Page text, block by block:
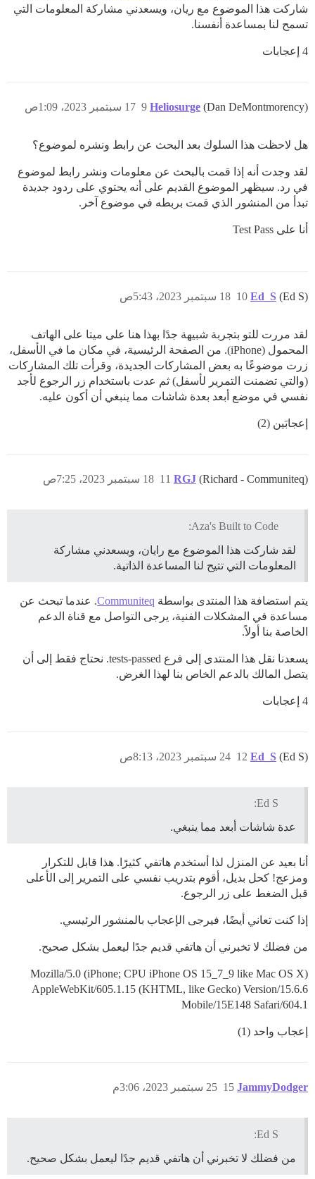
شاركت هذا الموضوع مع ريان، ويسعدني مشاركة المعلومات التي
تسمح لنا بمساعدة أنفسنا.
4 إعجابات
Heliosurge (Dan DeMontmorency) 17 سبتمبر 2023، 1:09ص 9
هل لاحظت هذا السلوك بعد البحث عن رابط ونشره لموضوع؟
لقد وجدت أنه إذا قمت بالبحث عن معلومات ونشر رابط لموضوع
في رد. سيظهر الموضوع القديم على أنه يحتوي على ردود جديدة
تبدأ من المنشور الذي قمت بربطه في موضوع آخر.
أنا على Test Pass
Ed_S (Ed S) 18 سبتمبر 2023، 5:43ص 10
لقد مررت للتو بتجربة شبيهة جدًا بهذا هنا على ميتا على الهاتف
المحمول (iPhone). من الصفحة الرئيسية، في مكان ما في الأسفل،
زرت موضوعًا به بعض المشاركات الجديدة، وقرأت تلك المشاركات
(والتي تضمنت التمرير لأسفل) ثم عدت باستخدام زر الرجوع لأجد
نفسي في موضع أبعد بعدة شاشات مما ينبغي أن أكون عليه.
إعجابَين (2)
RGJ (Richard - Communiteq) 18 سبتمبر 2023، 7:25ص 11
Aza's Built to Code:
لقد شاركت هذا الموضوع مع رايان، ويسعدني مشاركة
المعلومات التي تتيح لنا المساعدة الذاتية.
يتم استضافة هذا المنتدى بواسطة Communiteq. عندما تبحث عن
مساعدة في المشكلات الفنية، يرجى التواصل مع قناة الدعم
الخاصة بنا أولاً.
يسعدنا نقل هذا المنتدى إلى فرع tests-passed. نحتاج فقط إلى أن
يتصل المالك بالدعم الخاص بنا لهذا الغرض.
4 إعجابات
Ed_S (Ed S) 24 سبتمبر 2023، 8:13ص 12
Ed S:
عدة شاشات أبعد مما ينبغي.
أنا بعيد عن المنزل لذا أستخدم هاتفي كثيرًا. هذا قابل للتكرار
ومزعج! كحل بديل، أقوم بتدريب نفسي على التمرير إلى الأعلى
قبل الضغط على زر الرجوع.
إذا كنت تعاني أيضًا، فيرجى الإعجاب بالمنشور الرئيسي.
من فضلك لا تخبرني أن هاتفي قديم جدًا ليعمل بشكل صحيح.
Mozilla/5.0 (iPhone; CPU iPhone OS 15_7_9 like Mac OS X)
AppleWebKit/605.1.15 (KHTML, like Gecko) Version/15.6.6
Mobile/15E148 Safari/604.1
إعجاب واحد (1)
JammyDodger 25 سبتمبر 2023، 3:06م 15
Ed S:
من فضلك لا تخبرني أن هاتفي قديم جدًا ليعمل بشكل صحيح.